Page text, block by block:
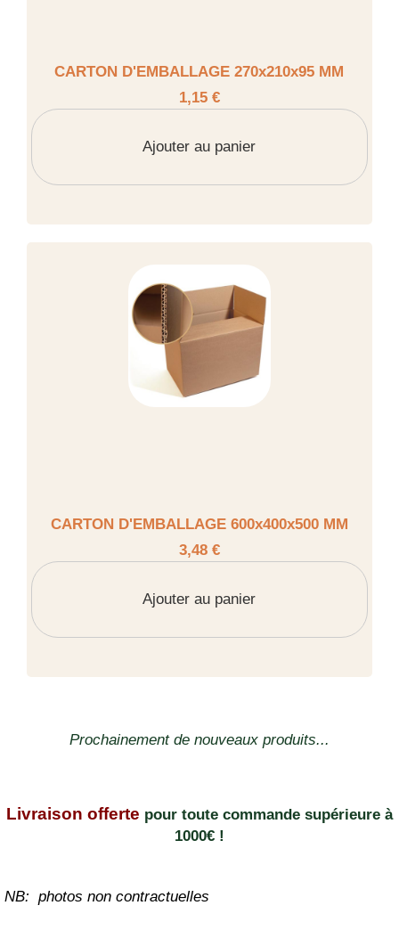
CARTON D'EMBALLAGE 270x210x95 MM
1,15 €
Ajouter au panier
CARTON D'EMBALLAGE 600x400x500 MM
3,48 €
Ajouter au panier
Prochainement de nouveaux produits...
Livraison offerte pour toute commande supérieure à
1000€ !
NB: photos non contractuelles